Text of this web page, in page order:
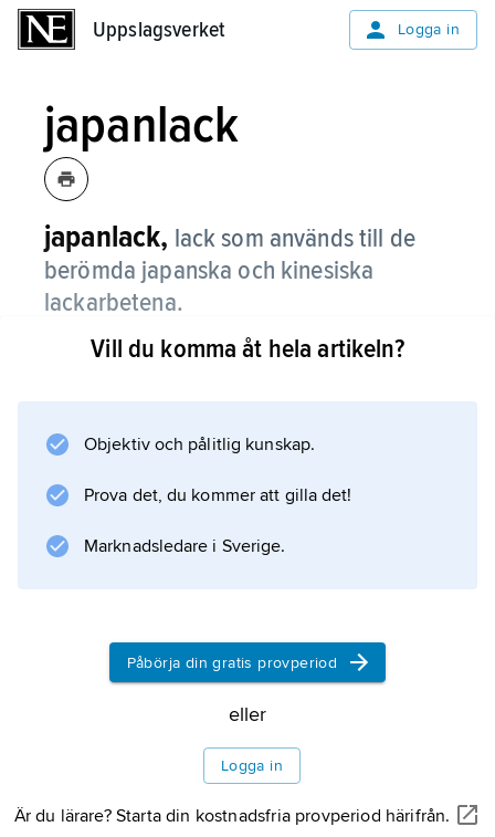
Uppslagsverket Logga in
japanlack
japanlack, lack som används till de
berömda japanska och kinesiska
lackarbetena.
Japanlack framställs av ett harts, ”japanskt
lackträd
Rhus vernicifera
, som en gråvit, mjölkig emulsion. I luften
stelnar den till en brunsvart, massa, som
Vill du komma åt hela artikeln?
Objektiv och pålitlig kunskap.
Prova det, du kommer att gilla det!
Marknadsledare i Sverige.
Påbörja din gratis provperiod
eller
Logga in
Är du lärare? Starta din kostnadsfria provperiod härifrån.